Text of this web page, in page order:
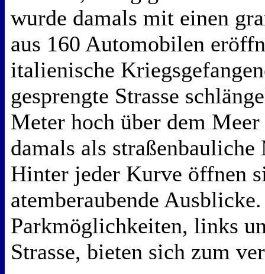
wurde damals mit einen
aus 160 Automobilen
italienische
gesprengte Strasse
Meter hoch über dem
damals als
Hinter jeder Kurve öffnen
atemberaubende
Parkmöglichkeiten, links
Strasse, bieten sich zum